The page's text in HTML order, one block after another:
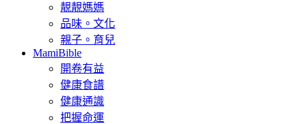
靚靚媽媽
品味。文化
親子。育兒
MamiBible
開卷有益
健康食譜
健康通識
把握命運